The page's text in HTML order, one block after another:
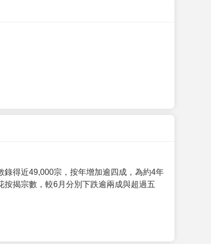
錄得近49,000宗，按年增加逾四成，為約4年
揭宗數，較6月分別下跌逾兩成與超過五